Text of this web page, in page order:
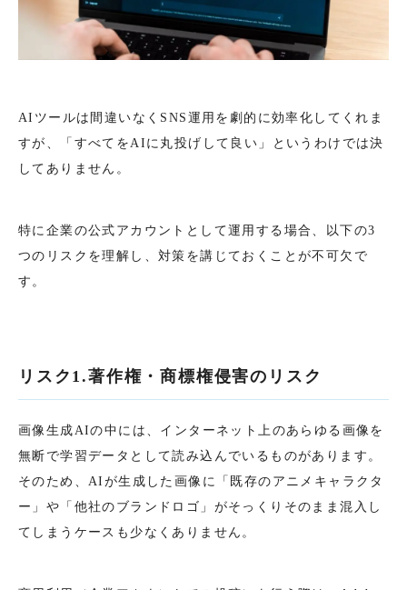
AIツールは間違いなくSNS運用を劇的に効率化してくれま
すが、「すべてをAIに丸投げして良い」というわけでは決
してありません。
特に企業の公式アカウントとして運用する場合、以下の3
つのリスクを理解し、対策を講じておくことが不可欠で
す。
リスク1.著作権・商標権侵害のリスク
画像生成AIの中には、インターネット上のあらゆる画像を
無断で学習データとして読み込んでいるものがあります。
そのため、AIが生成した画像に「既存のアニメキャラクタ
ー」や「他社のブランドロゴ」がそっくりそのまま混入し
てしまうケースも少なくありません。